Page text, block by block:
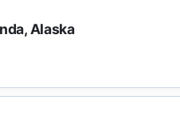
Alaska